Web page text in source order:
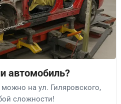
автомобиль?
на ул. Гиляровского,
сложности!